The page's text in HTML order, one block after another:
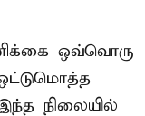
ஒவ்வொரு
நிலையில்